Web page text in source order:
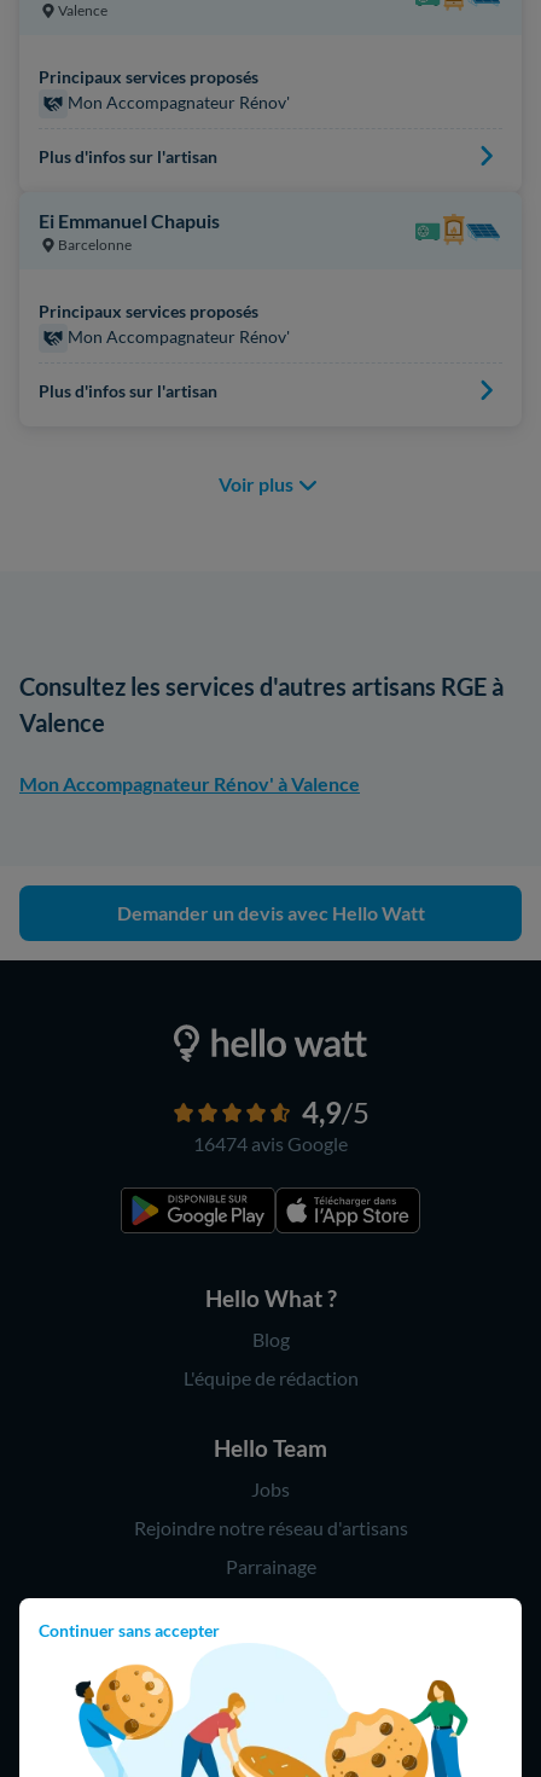
Continuer sans accepter
Valence
Principaux services proposés
Mon Accompagnateur Rénov'
Plus d'infos sur l'artisan
Ei Emmanuel Chapuis
Barcelonne
Principaux services proposés
Mon Accompagnateur Rénov'
Plus d'infos sur l'artisan
Voir plus
Consultez les services d'autres artisans RGE à
Valence
Mon Accompagnateur Rénov' à Valence
Demander un devis avec Hello Watt
4,9/5
16474 avis Google
Hello What ?
Blog
L'équipe de rédaction
Hello Team
Jobs
Rejoindre notre réseau d'artisans
Parrainage
Hello !
09 75 18 60 60
(8h-21h)
75018 Paris